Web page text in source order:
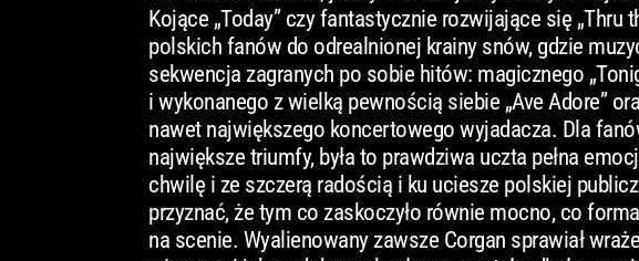
Kojące „Today” czy fantastycznie rozwijające się „Thru
polskich fanów do odrealnionej krainy snów, gdzie
sekwencja zagranych po sobie hitów: magicznego
i wykonanego z wielką pewnością siebie „Ave Adore”
nawet największego koncertowego wyjadacza. Dla
największe triumfy, była to prawdziwa uczta pełna
chwilę i ze szczerą radością i ku uciesze polskiej
przyznać, że tym co zaskoczyło równie mocno, co
na scenie. Wyalienowany zawsze Corgan sprawiał